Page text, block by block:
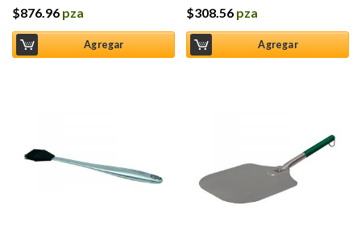
$876.96 pza
Agregar
$308.56 pza
Agregar